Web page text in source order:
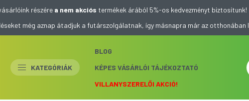
részére a nem akciós termékek árából 5%-os kedvezményt biztosítunk!
még aznap átadjuk a futárszolgálatnak, így másnapra már az otthonában
KATEGÓRIÁK
BLOG
KÉPES VÁSÁRLÓI TÁJÉKOZTATÓ
VILLANYSZERELŐI AKCIÓ!